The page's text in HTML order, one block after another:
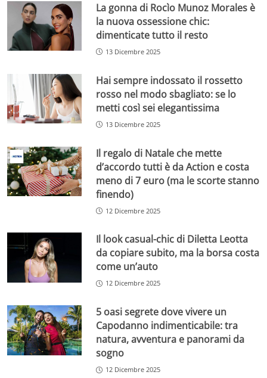
La gonna di Rocìo Munoz Morales è
la nuova ossessione chic:
dimenticate tutto il resto
13 Dicembre 2025
Hai sempre indossato il rossetto
rosso nel modo sbagliato: se lo
metti così sei elegantissima
13 Dicembre 2025
Il regalo di Natale che mette
d’accordo tutti è da Action e costa
meno di 7 euro (ma le scorte stanno
finendo)
12 Dicembre 2025
Il look casual-chic di Diletta Leotta
da copiare subito, ma la borsa costa
come un’auto
12 Dicembre 2025
5 oasi segrete dove vivere un
Capodanno indimenticabile: tra
natura, avventura e panorami da
sogno
12 Dicembre 2025